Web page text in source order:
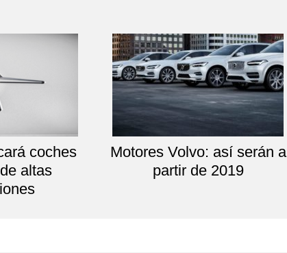
coches
altas
Motores Volvo: así serán a
partir de 2019